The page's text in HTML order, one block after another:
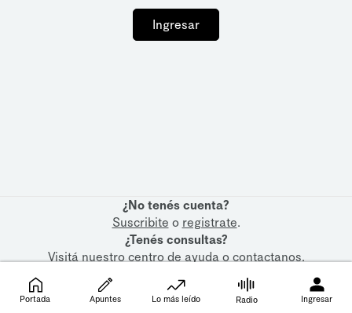
Ingresar
¿No tenés cuenta?
Suscribite o registrate.
¿Tenés consultas?
Visitá nuestrocentro de ayudaocontactanos.
Portada Apuntes Lo más leído Radio Ingresar